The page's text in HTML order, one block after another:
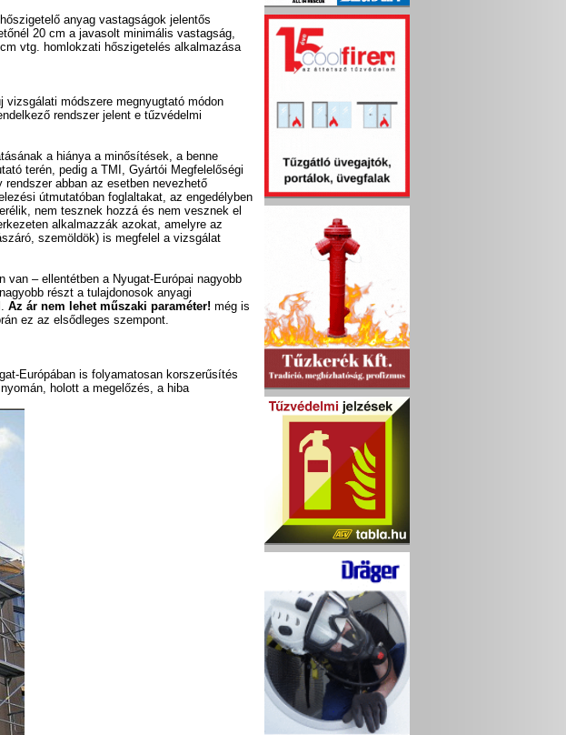
anyag vastagságok jelentős
20 cm a javasolt minimális vastagság,
vtg. homlokzati hőszigetelés alkalmazása
módszere megnyugtató módon
rendszer jelent e tűzvédelmi
a hiánya a minősítések, a benne
terén, pedig a TMI, Gyártói Megfelelőségi
abban az esetben nevezhető
útmutatóban foglaltakat, az engedélyben
nem tesznek hozzá és nem vesznek el
alkalmazzák azokat, amelyre az
szemöldök) is megfelel a vizsgálat
van – ellentétben a Nyugat-Európai nagyobb
részt a tulajdonosok anyagi
Az ár nem lehet műszaki paraméter!még is
ez az elsődleges szempont.
Európában is folyamatosan korszerűsítés
holott a megelőzés, a hiba